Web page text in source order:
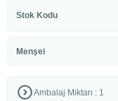
Stok Kodu
Menşei
Ambalaj Miktarı : 1